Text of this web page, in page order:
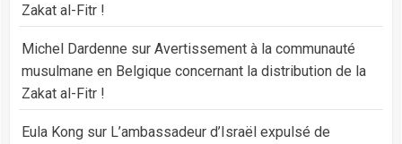
Zakat al-Fitr !
Michel Dardenne sur Avertissement à la communauté
musulmane en Belgique concernant la distribution de la
Zakat al-Fitr !
Eula Kong sur L’ambassadeur d’Israël expulsé de